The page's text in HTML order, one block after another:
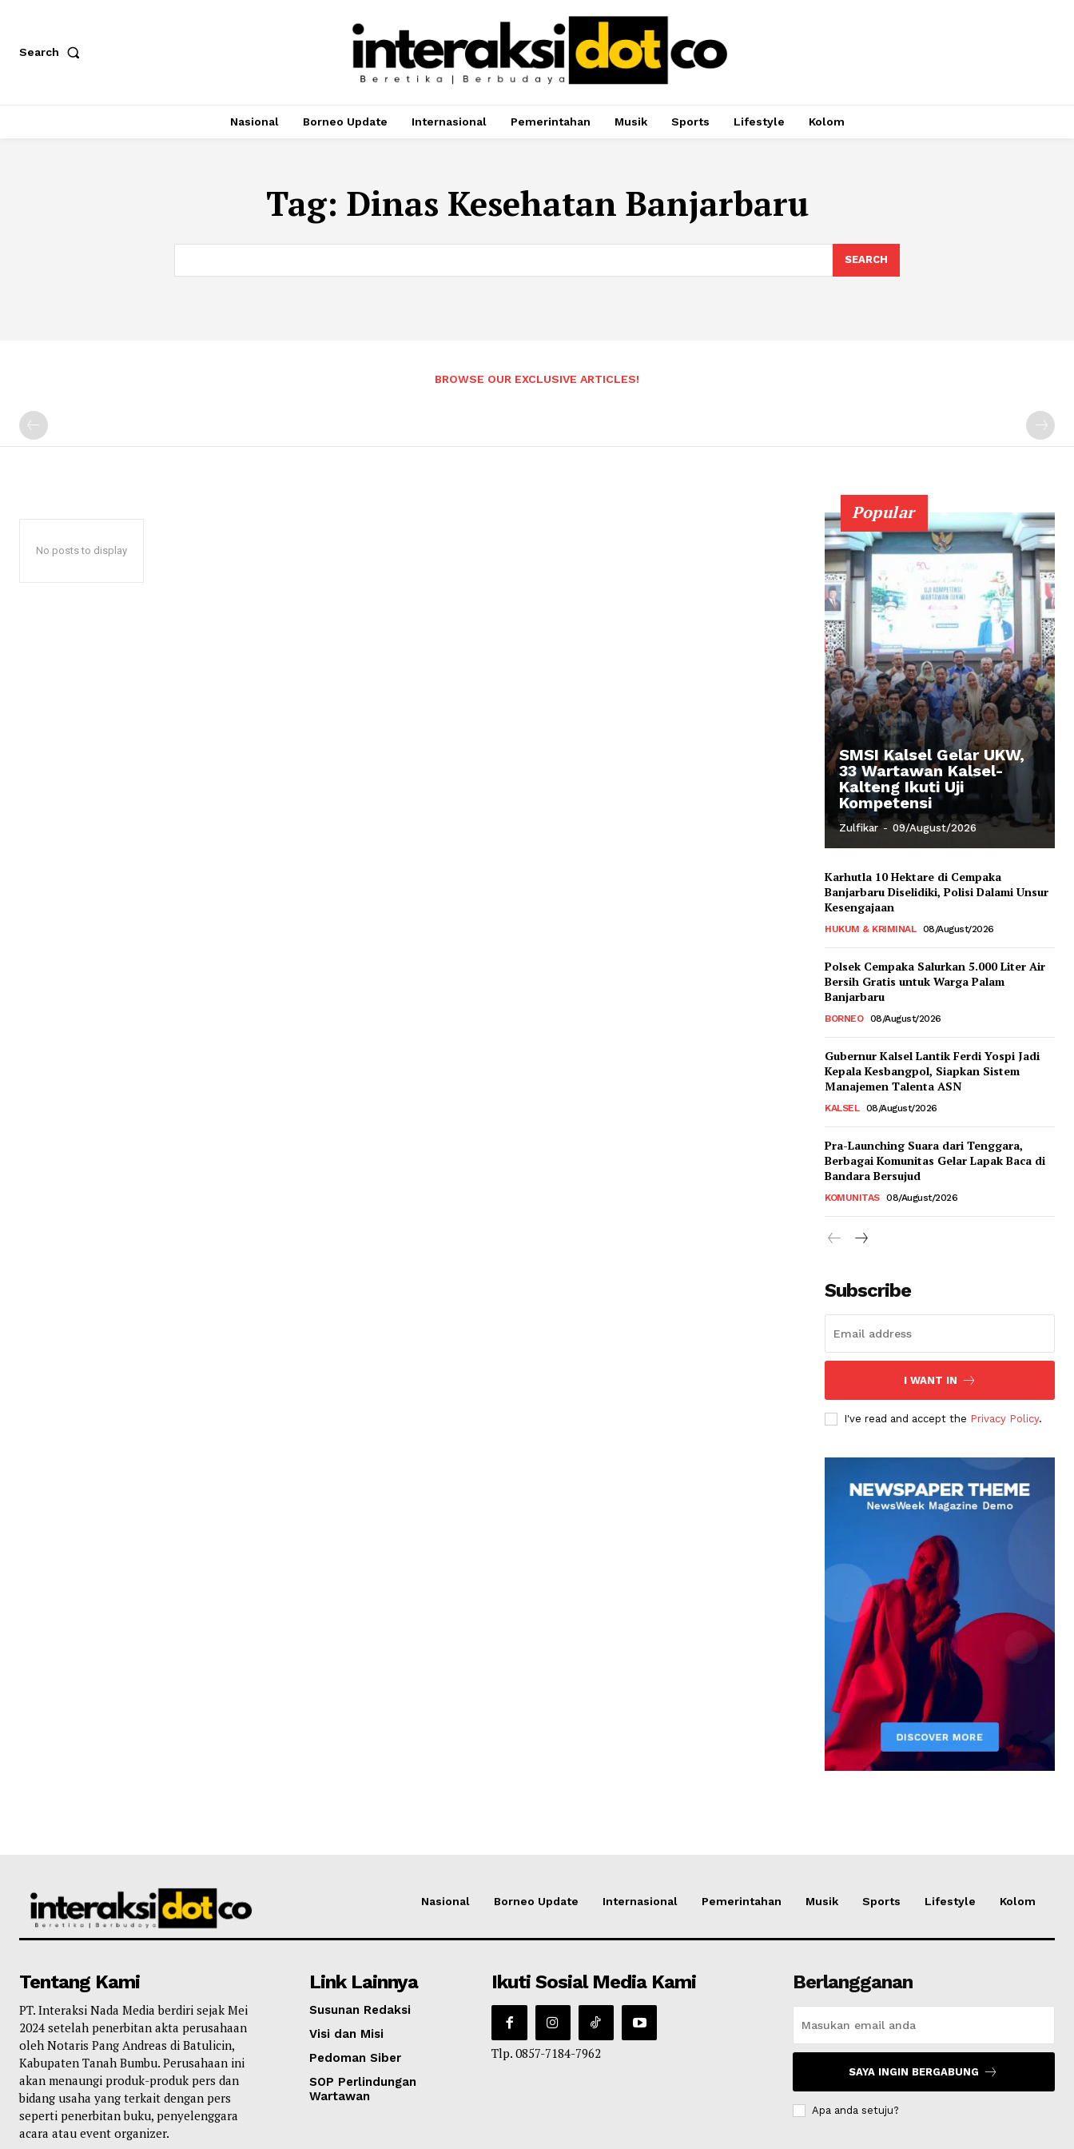
Search
Nasional Borneo Update Internasional Pemerintahan Musik Sports Lifestyle Kolom
Tag: Dinas Kesehatan Banjarbaru
SEARCH
BROWSE OUR EXCLUSIVE ARTICLES!
No posts to display
Popular
SMSI Kalsel Gelar UKW,
33 Wartawan Kalsel-
Kalteng Ikuti Uji
Kompetensi
Zulfikar - 09/August/2026
Karhutla 10 Hektare di Cempaka
Banjarbaru Diselidiki, Polisi Dalami Unsur
Kesengajaan
HUKUM & KRIMINAL 08/August/2026
Polsek Cempaka Salurkan 5.000 Liter Air
Bersih Gratis untuk Warga Palam
Banjarbaru
BORNEO 08/August/2026
Gubernur Kalsel Lantik Ferdi Yospi Jadi
Kepala Kesbangpol, Siapkan Sistem
Manajemen Talenta ASN
KALSEL 08/August/2026
Pra-Launching Suara dari Tenggara,
Berbagai Komunitas Gelar Lapak Baca di
Bandara Bersujud
KOMUNITAS 08/August/2026
Subscribe
I WANT IN
I've read and accept the Privacy Policy.
Nasional Borneo Update Internasional Pemerintahan Musik Sports Lifestyle Kolom
Tentang Kami
PT. Interaksi Nada Media berdiri sejak Mei
2024 setelah penerbitan akta perusahaan
oleh Notaris Pang Andreas di Batulicin,
Kabupaten Tanah Bumbu. Perusahaan ini
akan menaungi produk-produk pers dan
bidang usaha yang terkait dengan pers
seperti penerbitan buku, penyelenggara
acara atau event organizer.
Link Lainnya
Susunan Redaksi
Visi dan Misi
Pedoman Siber
SOP Perlindungan
Wartawan
Ikuti Sosial Media Kami
Tlp. 0857-7184-7962
Berlangganan
SAYA INGIN BERGABUNG
Apa anda setuju?